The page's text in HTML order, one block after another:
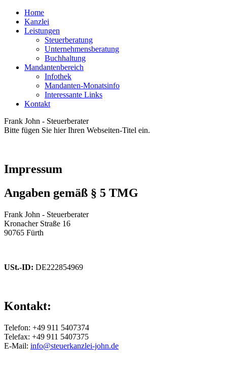
Home
Kanzlei
Leistungen
Steuer­beratung
Unterneh­mens­beratung
Buch­haltung
Mandanten­bereich
Infothek
Mandanten-­Monatsinfo
Interessante Links
Kontakt
Frank John - Steuerberater
Bitte fügen Sie hier Ihren Webseiten-Titel ein.
Impressum
Angaben gemäß § 5 TMG
Frank John - Steuerberater
Kronacher Straße 16
90765 Fürth
USt.-ID: DE222854969
Kontakt:
Telefon: +49 911 5407374
Telefax: +49 911 5407375
E-Mail: info@steuerkanzlei-john.de